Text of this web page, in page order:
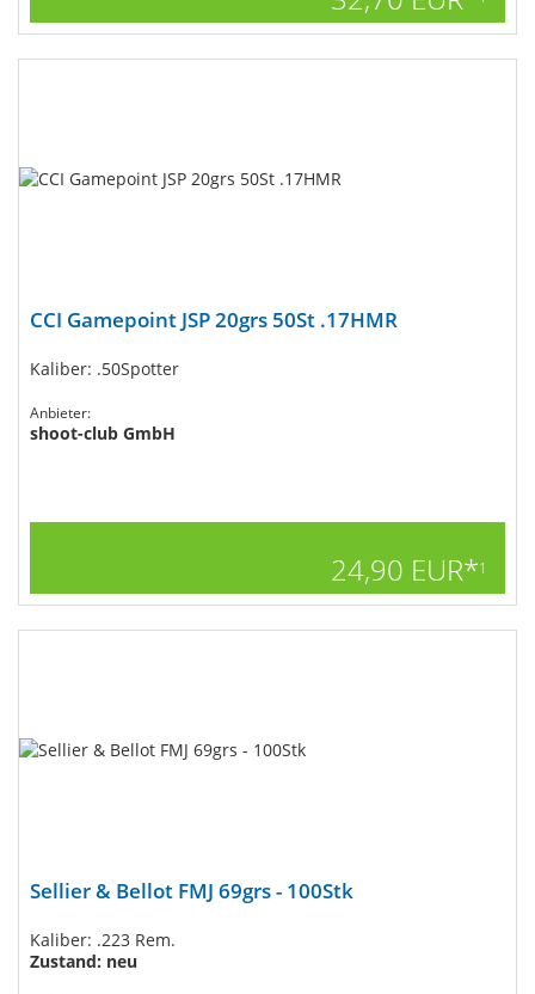
CCI Gamepoint JSP 20grs 50St .17HMR
Kaliber: .50Spotter
Anbieter:
shoot-club GmbH
24,90 EUR*1
Sellier & Bellot FMJ 69grs - 100Stk
Kaliber: .223 Rem.
Zustand: neu